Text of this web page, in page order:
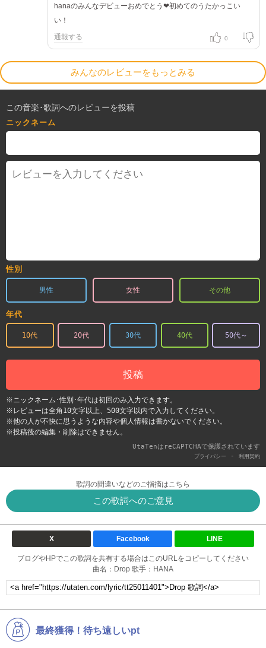
hanaのみんなデビューおめでとう❤初めてのうたかっこい
い！
通報する 0
みんなのレビューをもっとみる
この音楽･歌詞へのレビューを投稿
ニックネーム
性別
男性 女性 その他
年代
10代 20代 30代 40代 50代～
投稿
※ニックネーム･性別･年代は初回のみ入力できます。
※レビューは全角10文字以上、500文字以内で入力してください。
※他の人が不快に思うような内容や個人情報は書かないでください。
※投稿後の編集・削除はできません。
UtaTenはreCAPTCHAで保護されています
プライバシー - 利用契約
歌詞の間違いなどのご指摘はこちら
この歌詞へのご意見
X Facebook LINE
ブログやHPでこの歌詞を共有する場合はこのURLをコピーしてください
曲名：Drop 歌手：HANA
最終獲得！待ち遠しいpt